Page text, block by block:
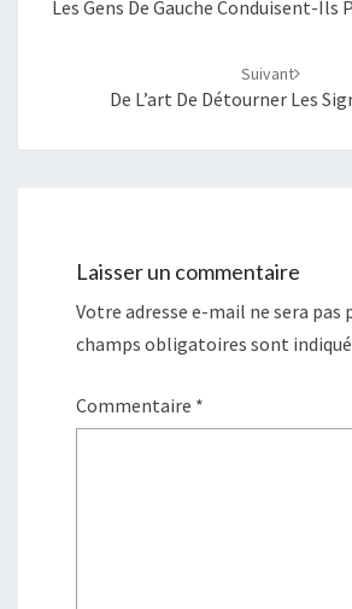
Les Gens De Gauche Conduisent-Ils
Suivant
De L’art De Détourner Les
Laisser un commentaire
Votre adresse e-mail ne sera pas
champs obligatoires sont
Commentaire *